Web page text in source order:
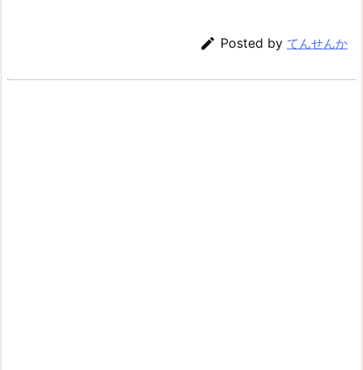
 Posted by てんせんか